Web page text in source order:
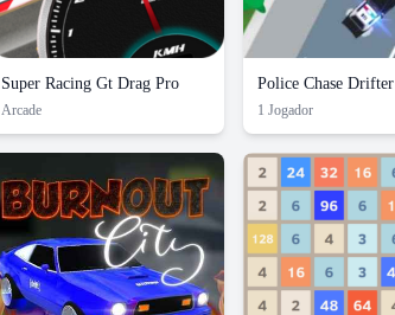
Super Racing Gt Drag Pro
Arcade
Police Chase Drifter
1 Jogador